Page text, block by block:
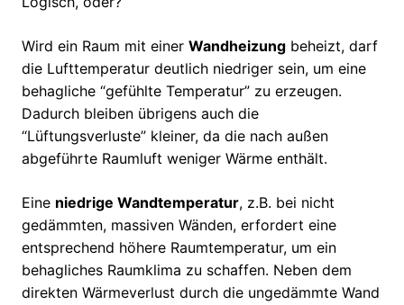
Wird ein Raum mit einer Wandheizung beheizt, darf
die Lufttemperatur deutlich niedriger sein, um eine
behagliche “gefühlte Temperatur” zu erzeugen.
Dadurch bleiben übrigens auch die
“Lüftungsverluste” kleiner, da die nach außen
abgeführte Raumluft weniger Wärme enthält.
Eine niedrige Wandtemperatur, z.B. bei nicht
gedämmten, massiven Wänden, erfordert eine
entsprechend höhere Raumtemperatur, um ein
behagliches Raumklima zu schaffen. Neben dem
direkten Wärmeverlust durch die ungedämmte Wand